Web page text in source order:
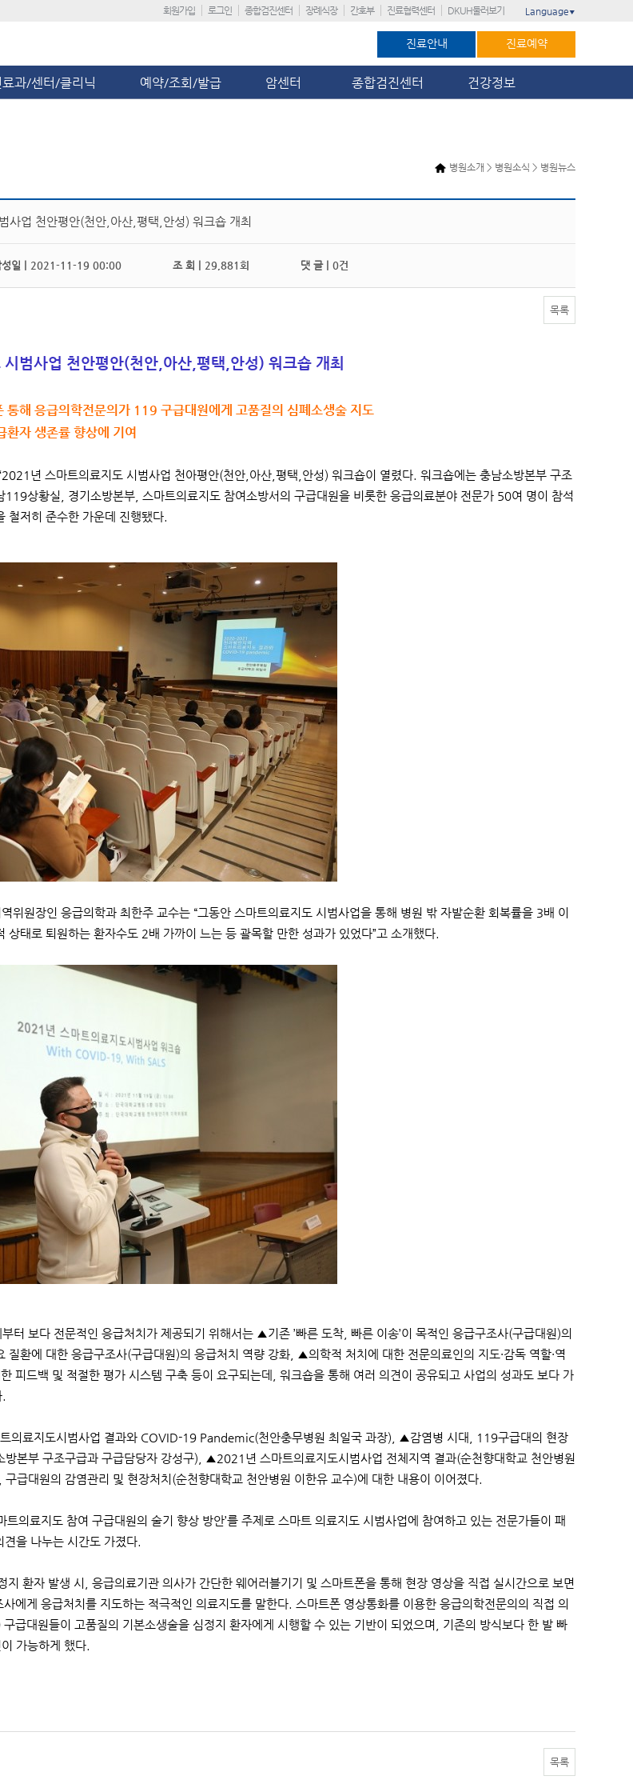
회원가입 로그인 종합검진센터 장례식장 간호부 진료협력센터 DKUH둘러보기 Language ▼
진료안내 진료예약
료과/센터/클리닉 예약/조회/발급 암센터 종합검진센터 건강정보
병원소개 > 병원소식 > 병원뉴스
사업 천안평안(천안,아산,평택,안성) 워크숍 개최
일 | 2021-11-19 00:00 조 회 | 29,881회 댓 글 | 0건
목록
범사업 천안평안(천안,아산,평택,안성) 워크숍 개최
통해 응급의학전문의가 119 구급대원에게 고품질의 심폐소생술 지도
환자 생존률 향상에 기여
년 스마트의료지도 시범사업 천아평안(천안,아산,평택,안성) 워크숍이 열렸다. 워크숍에는 충남소방본부 구조
119상황실, 경기소방본부, 스마트의료지도 참여소방서의 구급대원을 비롯한 응급의료분야 전문가 50여 명이 참석
철저히 준수한 가운데 진행됐다.
위원장인 응급의학과 최한주 교수는 “그동안 스마트의료지도 시범사업을 통해 병원 밖 자발순환 회복률을 3배 이
상태로 퇴원하는 환자수도 2배 가까이 느는 등 괄목할 만한 성과가 있었다”고 소개했다.
터 보다 전문적인 응급처치가 제공되기 위해서는 ▲기존 ’빠른 도착, 빠른 이송’이 목적인 응급구조사(구급대원)의
환에 대한 응급구조사(구급대원)의 응급처치 역량 강화, ▲의학적 처치에 대한 전문의료인의 지도·감독 역할·역
피드백 및 적절한 평가 시스템 구축 등이 요구되는데, 워크숍을 통해 여러 의견이 공유되고 사업의 성과도 보다 가
의료지도시범사업 결과와 COVID-19 Pandemic(천안충무병원 최일국 과장), ▲감염병 시대, 119구급대의 현장
방본부 구조구급과 구급담당자 강성구), ▲2021년 스마트의료지도시범사업 전체지역 결과(순천향대학교 천안병원
급대원의 감염관리 및 현장처치(순천향대학교 천안병원 이한유 교수)에 대한 내용이 이어졌다.
트의료지도 참여 구급대원의 술기 향상 방안’를 주제로 스마트 의료지도 시범사업에 참여하고 있는 전문가들이 패
을 나누는 시간도 가졌다.
지 환자 발생 시, 응급의료기관 의사가 간단한 웨어러블기기 및 스마트폰을 통해 현장 영상을 직접 실시간으로 보면
에게 응급처치를 지도하는 적극적인 의료지도를 말한다. 스마트폰 영상통화를 이용한 응급의학전문의의 직접 의
급대원들이 고품질의 기본소생술을 심정지 환자에게 시행할 수 있는 기반이 되었으며, 기존의 방식보다 한 발 빠
가능하게 했다.
목록